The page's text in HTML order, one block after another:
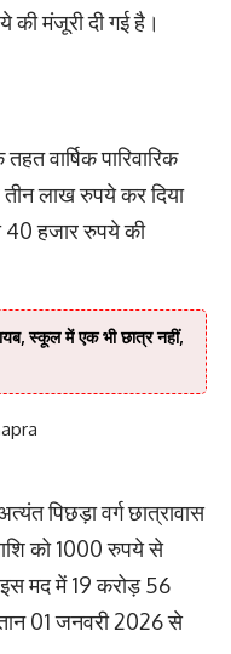
की मंजूरी दी गई है।
वार्षिक पारिवारिक
लाख रुपये कर दिया
40 हजार रुपये की
स्कूल में एक भी छात्र नहीं,
पिछड़ा वर्ग छात्रावास
को 1000 रुपये से
मद में 19 करोड़ 56
01 जनवरी 2026 से